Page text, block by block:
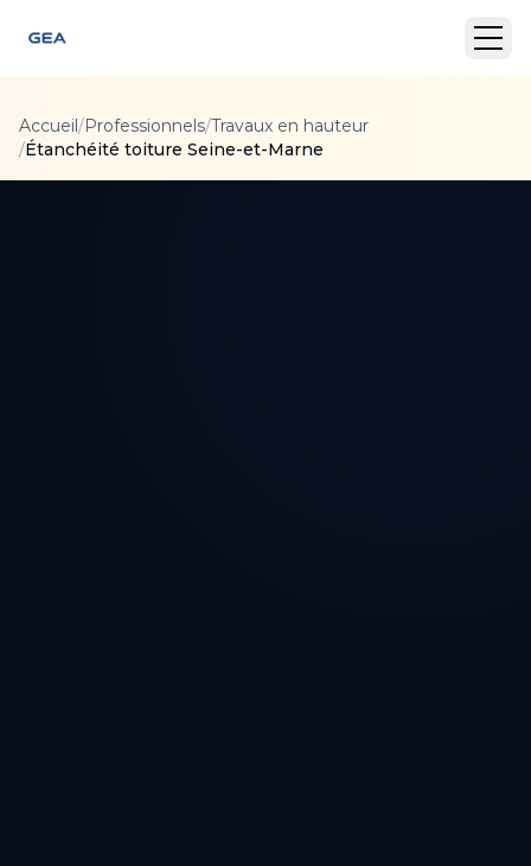
Accueil/Professionnels/Travaux en hauteur
/Étanchéité toiture Seine-et-Marne